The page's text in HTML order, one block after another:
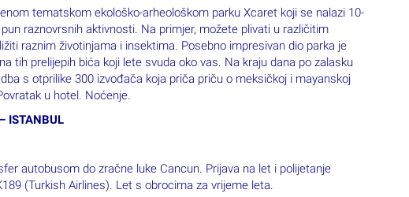
tih prelijepih bića koji lete svuda oko vas. Na kraju dana po zalasku
s otprilike 300 izvođača koja priča priču o meksičkoj i mayanskoj
u hotel. Noćenje.
ISTANBUL
autobusom do zračne luke Cancun. Prijava na let i polijetanje